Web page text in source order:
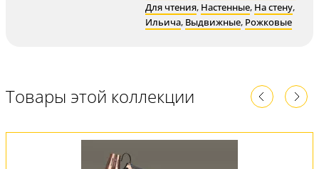
Для чтения, Настенные, На стену,
Ильича, Выдвижные, Рожковые
Товары этой коллекции